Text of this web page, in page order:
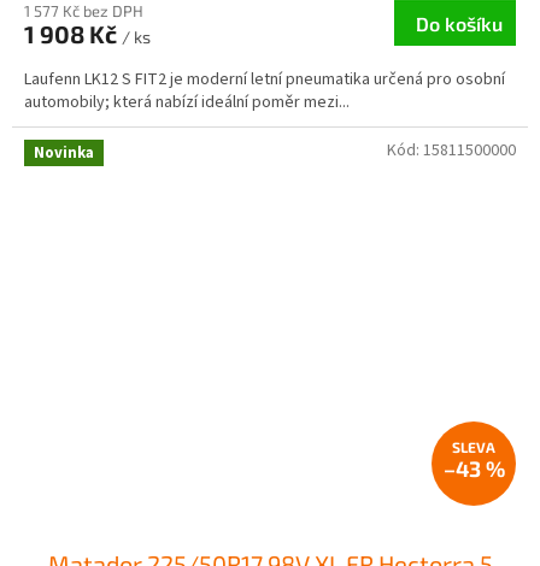
1 577 Kč bez DPH
1 908 Kč / ks
Do košíku
Laufenn LK12 S FIT2 je moderní letní pneumatika určená pro osobní
automobily; která nabízí ideální poměr mezi...
Novinka
–43 %
Kód: 15811500000